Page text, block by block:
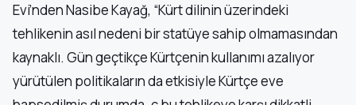
Evi’nden Nasibe Kayağ, “Kürt dilinin üzerindeki
tehlikenin asıl nedeni bir statüye sahip olmamasından
kaynaklı. Gün geçtikçe Kürtçenin kullanımı azalıyor
yürütülen politikaların da etkisiyle Kürtçe eve